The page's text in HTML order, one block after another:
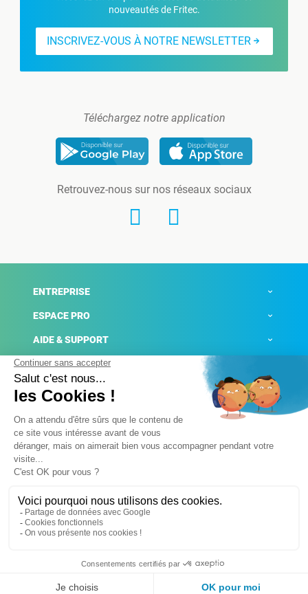
nouveautés de Fritec.
INSCRIVEZ-VOUS À NOTRE NEWSLETTER
Téléchargez notre application
Retrouvez-nous sur nos réseaux sociaux
ENTREPRISE
ESPACE PRO
AIDE & SUPPORT
ACTUALITÉS
Mentions légales
Conditions générales de ventes
Plateforme de signalement